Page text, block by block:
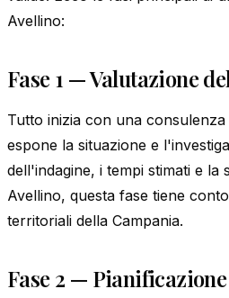
Avellino:
Fase 1 — Valutazione
Tutto inizia con una
espone la situazione e
dell'indagine, i tempi stimati e la
Avellino, questa fase tiene
territoriali della Campania.
Fase 2 —